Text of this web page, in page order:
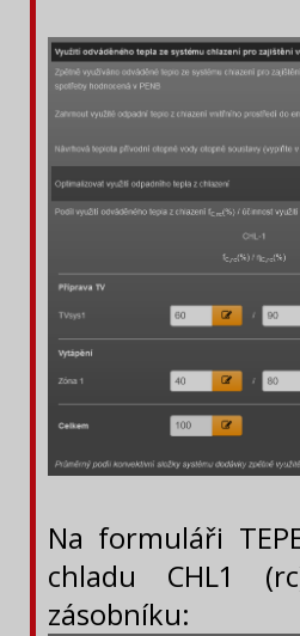
Na formuláři
chladu CHL1
zásobníku: